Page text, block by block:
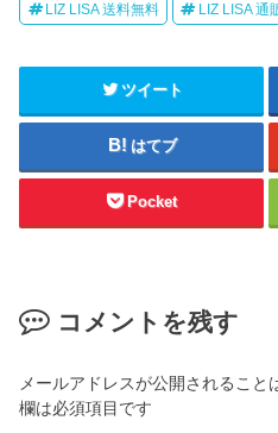
LIZ LISA 送料無料 LIZ LISA 通
ツイート
はてブ
Pocket
コメントを残す
メールアドレスが公開されること
欄は必須項目です